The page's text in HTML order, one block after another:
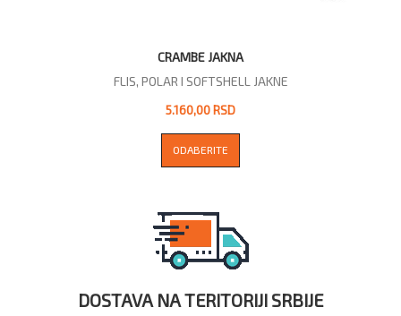
CRAMBE JAKNA
FLIS, POLAR I SOFTSHELL JAKNE
5.160,00 RSD
ODABERITE
DOSTAVA NA TERITORIJI SRBIJE